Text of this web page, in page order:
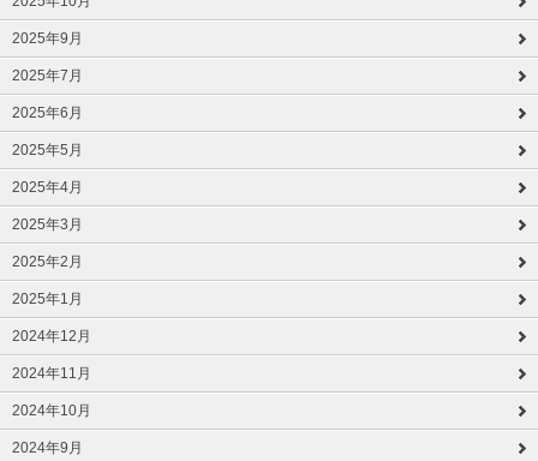
2025年9月
2025年7月
2025年6月
2025年5月
2025年4月
2025年3月
2025年2月
2025年1月
2024年12月
2024年11月
2024年10月
2024年9月